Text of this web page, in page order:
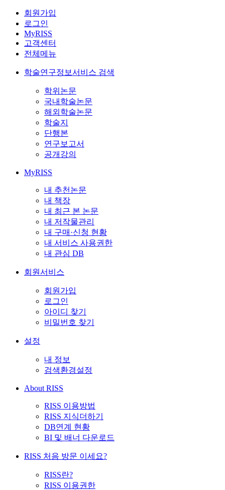
회원가입
로그인
MyRISS
고객센터
전체메뉴
학술연구정보서비스 검색
학위논문
국내학술논문
해외학술논문
학술지
단행본
연구보고서
공개강의
MyRISS
내 추천논문
내 책장
내 최근 본 논문
내 저작물관리
내 구매·신청 현황
내 서비스 사용권한
내 관심 DB
회원서비스
회원가입
로그인
아이디 찾기
비밀번호 찾기
설정
내 정보
검색환경설정
About RISS
RISS 이용방법
RISS 지식더하기
DB연계 현황
BI 및 배너 다운로드
RISS 처음 방문 이세요?
RISS란?
RISS 이용권한